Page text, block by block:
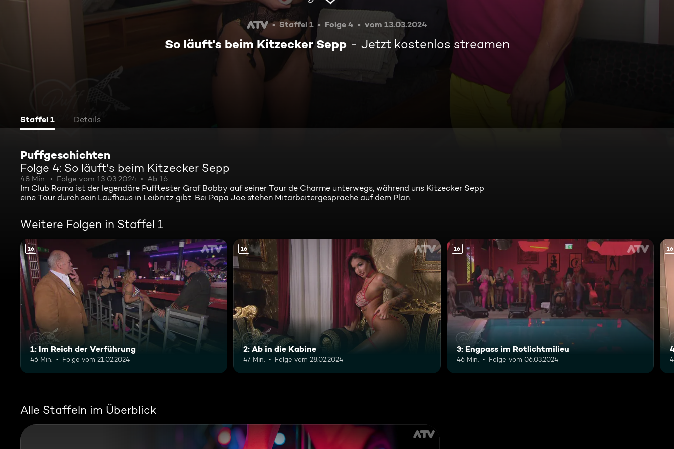
Staffel 1 Folge 4 vom 13.03.2024
So läuft's beim Kitzecker Sepp Jetzt kostenlos streamen
Staffel 1 Details
Puffgeschichten
Folge 4: So läuft's beim Kitzecker Sepp
48 Min. Folge vom 13.03.2024 Ab 16
Im Club Roma ist der legendäre Pufftester Graf Bobby auf seiner Tour de Charme unterwegs, während uns Kitzecker Sepp
eine Tour durch sein Laufhaus in Leibnitz gibt. Bei Papa Joe stehen Mitarbeitergespräche auf dem Plan.
Weitere Folgen in Staffel 1
16
1: Im Reich der Verführung
46 Min. Folge vom 21.02.2024
16
2: Ab in die Kabine
47 Min. Folge vom 28.02.2024
16
3: Engpass im Rotlichtmilieu
46 Min. Folge vom 06.03.2024
16
Alle Staffeln im Überblick